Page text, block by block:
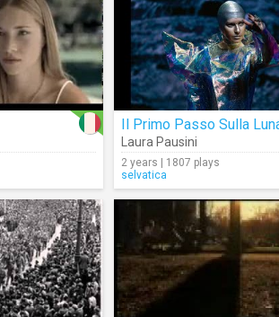
Il Primo Passo Sulla
Laura Pausini
2 years | 1807 plays
selvatica